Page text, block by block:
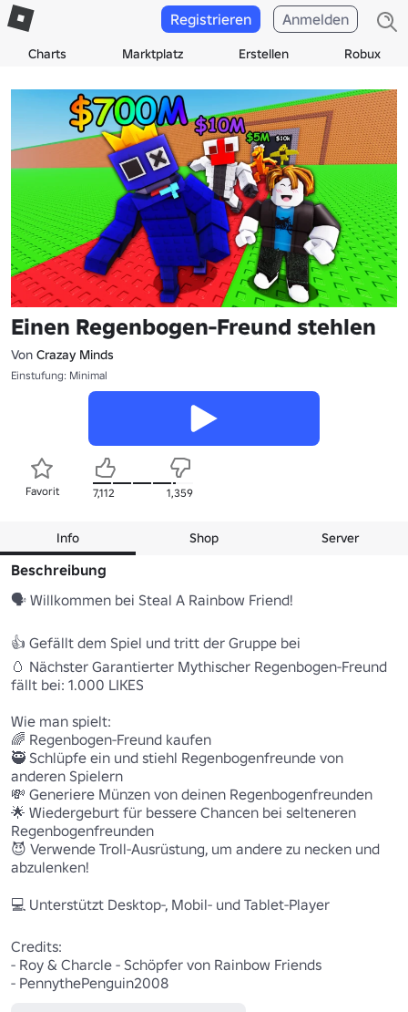
Charts Marktplatz Erstellen Robux
Registrieren Anmelden
Einen Regenbogen-Freund stehlen
Von Crazay Minds
Einstufung: Minimal
Favorit 7,112 1,359
Info Shop Server
Beschreibung
🗣️ Willkommen bei Steal A Rainbow Friend!
👍 Gefällt dem Spiel und tritt der Gruppe bei
🥚 Nächster Garantierter Mythischer Regenbogen-Freund
fällt bei: 1.000 LIKES
Wie man spielt:
🌈 Regenbogen-Freund kaufen
🥷 Schlüpfe ein und stiehl Regenbogenfreunde von
anderen Spielern
💸 Generiere Münzen von deinen Regenbogenfreunden
🌟 Wiedergeburt für bessere Chancen bei selteneren
Regenbogenfreunden
😈 Verwende Troll-Ausrüstung, um andere zu necken und
abzulenken!
💻 Unterstützt Desktop-, Mobil- und Tablet-Player
Credits:
- Roy & Charcle - Schöpfer von Rainbow Friends
- PennythePenguin2008